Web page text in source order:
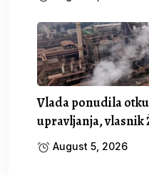
Vlada ponudila
upravljanja, vlasnik
August 5, 2026